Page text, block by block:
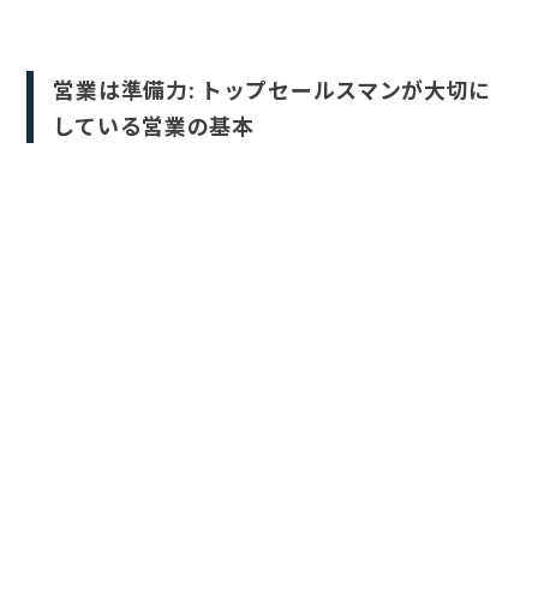
営業は準備力: トップセールスマンが大切に
している営業の基本